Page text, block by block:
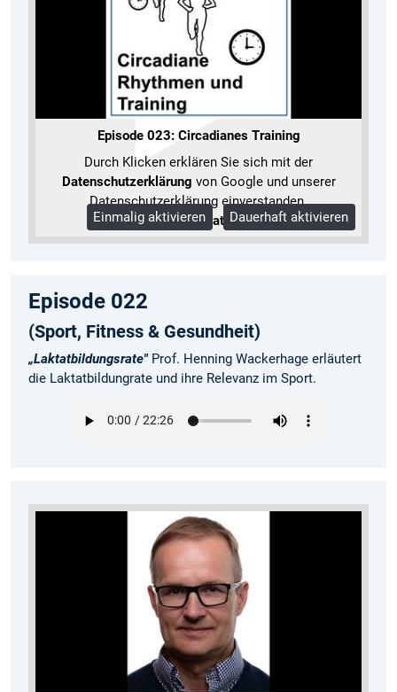
Episode 023: Circadianes Training
Durch Klicken erklären Sie sich mit der
Datenschutzerklärung von Google und unserer
Datenschutzerklärung einverstanden.
Mehr Informationen
Einmalig aktivieren Dauerhaft aktivieren
Episode 022
(Sport, Fitness & Gesundheit)
„Laktatbildungsrate" Prof. Henning Wackerhage erläutert
die Laktatbildungrate und ihre Relevanz im Sport.